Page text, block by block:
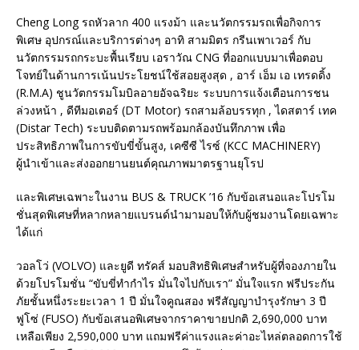
Cheng Long รถหัวลาก 400 แรงม้า และนวัตกรรมรถเพื่อกิจการ
พิเศษ อุปกรณ์และบริการต่างๆ อาทิ สามมิตร กรีนเพาเวอร์ กับ
นวัตกรรมรถกระบะพื้นเรียบ เอราวัณ CNG ที่ออกแบบมาเพื่อตอบ
โจทย์ในด้านการเน้นประโยชน์ใช้สอยสูงสุด , อาร์ เอ็ม เอ เทรดดิ้ง
(R.M.A) ชูนวัตกรรมโมบิลอายอัจฉริยะ ระบบการแจ้งเตือนการชน
ล่วงหน้า , ดีทีมอเตอร์ (DT Motor) รถสามล้อบรรทุก , ไดสตาร์ เทค
(Distar Tech) ระบบติดตามรถพร้อมกล้องบันทึกภาพ เพื่อ
ประสิทธิภาพในการขับขี่ขั้นสูง, เคซีซี ไรซ์ (KCC MACHINERY)
ผู้นำเข้าและส่งออกยานยนต์คุณภาพมาตรฐานยุโรป
และพิเศษเฉพาะในงาน BUS & TRUCK ’16 กับข้อเสนอและโปรโม
ชั่นสุดพิเศษที่หลากหลายแบรนด์นำมามอบให้กับผู้ชมงานโดยเฉพาะ
ได้แก่
วอลโว่ (VOLVO) และยูดี ทรัคส์ มอบสิทธิพิเศษสำหรับผู้ที่จองภายใน
ด้วยโปรโมชั่น “ขับขี่ทำกำไร มั่นใจไปกับเรา” มั่นใจแรก ฟรีประกัน
ภัยชั้นหนึ่งระยะเวลา 1 ปี มั่นใจคูณสอง ฟรีสัญญาบำรุงรักษา 3 ปี
ฟูโซ่ (FUSO) กับข้อเสนอพิเศษจากราคาขายปกติ 2,690,000 บาท
เหลือเพียง 2,590,000 บาท แถมฟรีค่าแรงและค่าอะไหล่ตลอดการใช้